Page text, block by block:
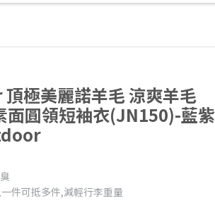
極美麗諾羊毛 涼爽羊毛
面圓領短袖衣(JN150)-藍紫
件可抵多件,減輕行李重量